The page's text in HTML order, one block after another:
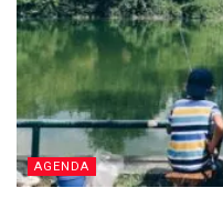
AGENDA